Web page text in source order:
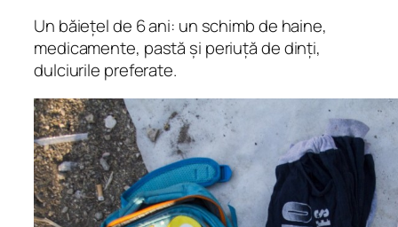
Un băiețel de 6 ani: un schimb de haine,
medicamente, pastă și periuță de dinți,
dulciurile preferate.